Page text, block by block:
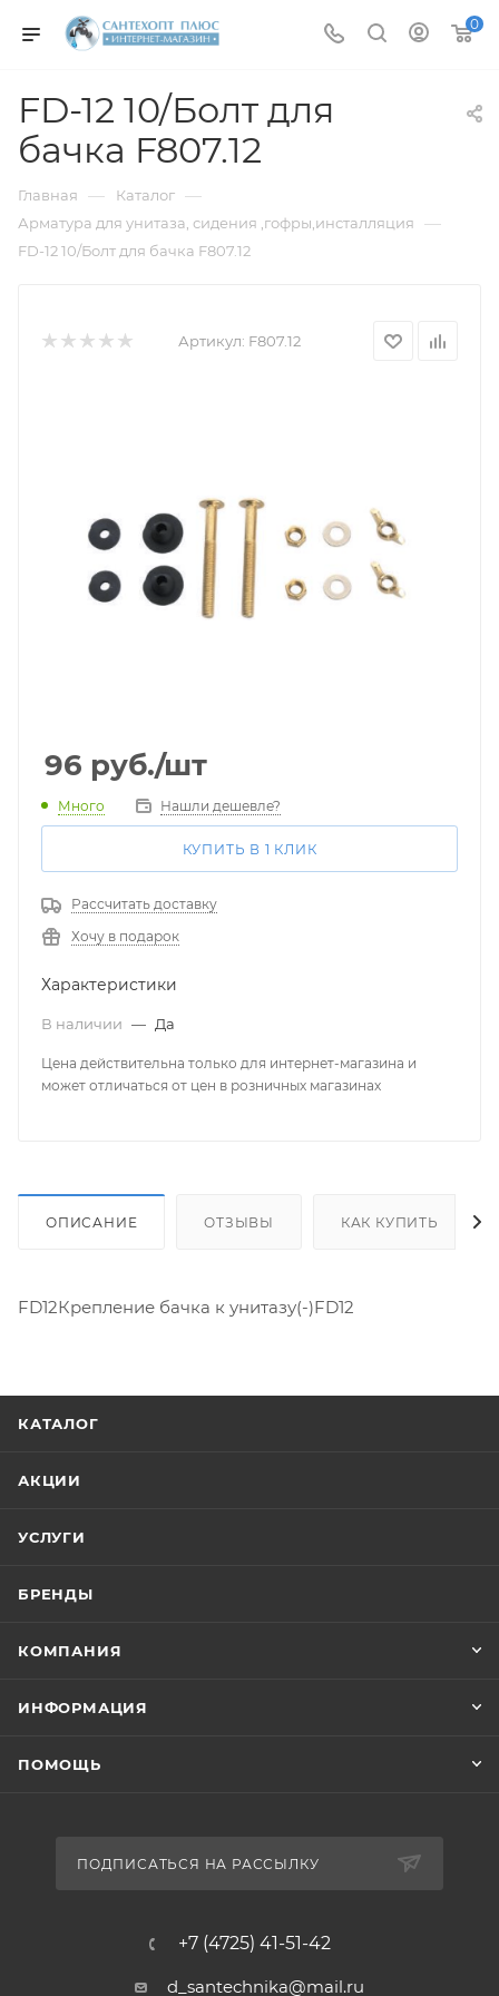
0
FD-12 10/Болт для
бачка F807.12
Главная — Каталог —
Арматура для унитаза, сидения ,гофры,инсталляция —
FD-12 10/Болт для бачка F807.12
Артикул: F807.12
96 руб./шт
Много Нашли дешевле?
КУПИТЬ В 1 КЛИК
Рассчитать доставку
Хочу в подарок
Характеристики
В наличии — Да
Цена действительна только для интернет-магазина и
может отличаться от цен в розничных магазинах
ОПИСАНИЕ ОТЗЫВЫ КАК КУПИТЬ
FD12Крепление бачка к унитазу(-)FD12
КАТАЛОГ
АКЦИИ
УСЛУГИ
БРЕНДЫ
КОМПАНИЯ
ИНФОРМАЦИЯ
ПОМОЩЬ
ПОДПИСАТЬСЯ НА РАССЫЛКУ
+7 (4725) 41-51-42
d_santechnika@mail.ru